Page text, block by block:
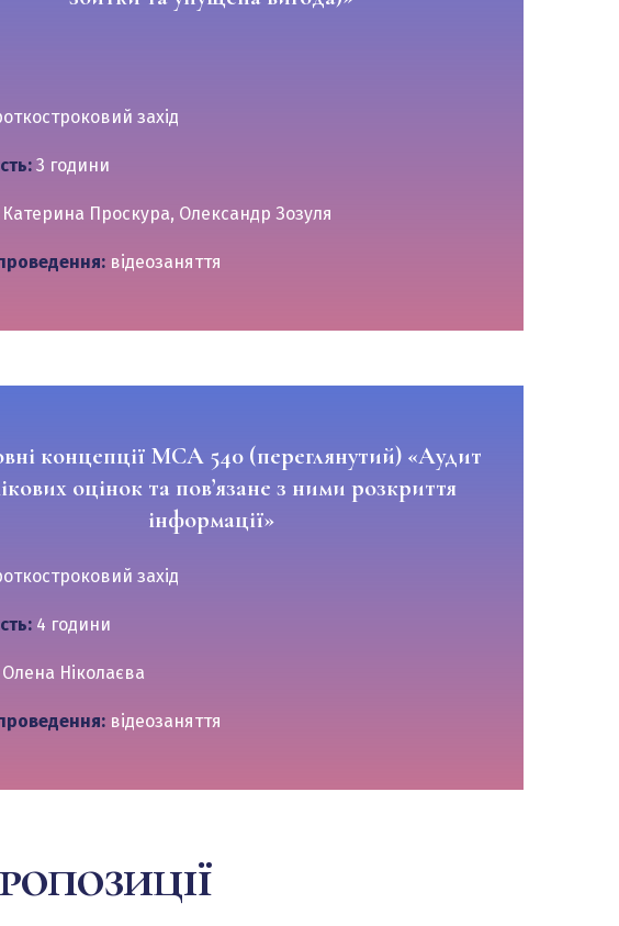
захід
3 години
Катерина Проскура, Олександр Зозуля
відеозаняття
концепції МСА 540 (переглянутий) «Аудит
оцінок та пов’язане з ними розкриття
інформації»
захід
4 години
Олена Ніколаєва
відеозаняття